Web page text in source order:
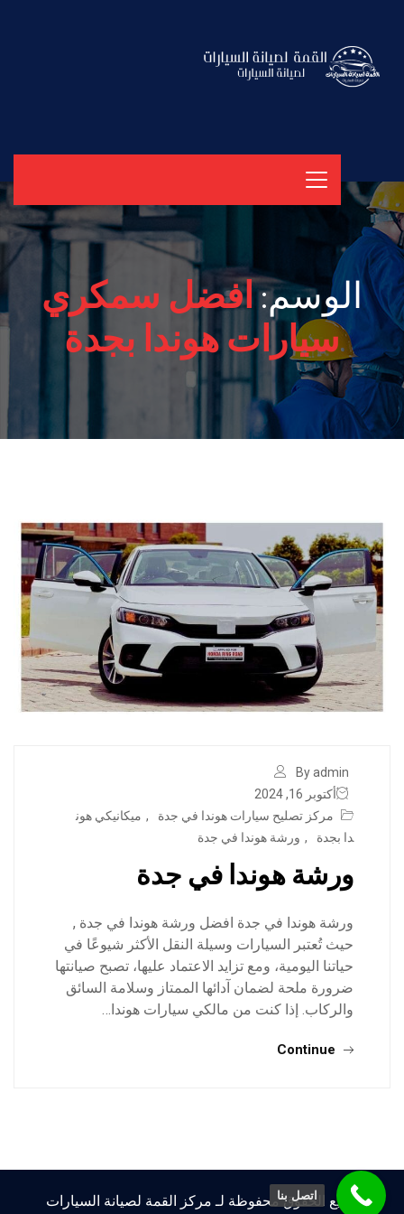
الوسم:افضل سمكري
سيارات هوندا بجدة
By admin
أكتوبر 16, 2024
مركز تصليح سيارات هوندا في جدة
, ميكانيكي هون
دا بجدة
, ورشة هوندا في جدة
ورشة هوندا في جدة
ورشة هوندا في جدة افضل ورشة هوندا في جدة ,
حيث تُعتبر السيارات وسيلة النقل الأكثر شيوعًا في
حياتنا اليومية، ومع تزايد الاعتماد عليها، تصبح صيانتها
ضرورة ملحة لضمان آدائها الممتاز وسلامة السائق
والركاب. إذا كنت من مالكي سيارات هوندا…
Continue
جميع الحقوق محفوظة لـ مركز القمة لصيانة السيارات
اتصل بنا